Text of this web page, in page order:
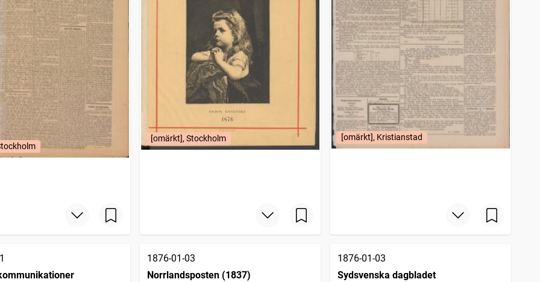
[omärkt], Stockholm [omärkt], Kristianstad
1876-01-03
Norrlandsposten (1837)
1876-01-03
Sydsvenska dagbladet